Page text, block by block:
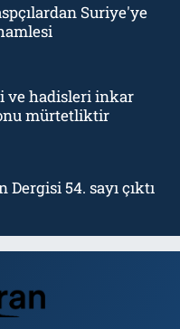
Suriye'ye
ve hadisleri inkar
mürtetliktir
Dergisi 54. sayı çıktı